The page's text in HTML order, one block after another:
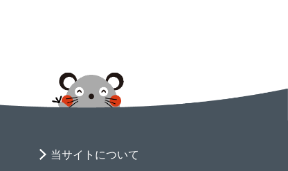
当サイトについて